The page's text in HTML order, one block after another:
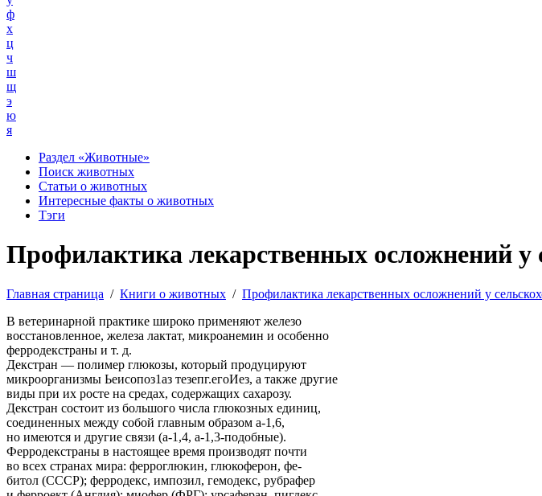
ф
х
ц
ч
ш
щ
э
ю
я
Раздел «Животные»
Поиск животных
Статьи о животных
Интересные факты о животных
Тэги
Профилактика лекарственных осложнений у
Главная страница / Книги о животных / Профилактика лекарственных осложнений у
В ветеринарной практике широко применяют железо
восстановленное, железа лактат, микроанемин и особенно
ферродекстраны и т. д.
Декстран — полимер глюкозы, который продуцируют
микроорганизмы Ьеисопоз1аз тезепг.егоИез, а также другие
виды при их росте на средах, содержащих сахарозу.
Декстран состоит из большого числа глюкозных единиц,
соединенных между собой главным образом а-1,6,
но имеются и другие связи (а-1,4, а-1,3-подобные).
Ферродекстраны в настоящее время производят почти
во всех странах мира: ферроглюкин, глюкоферон, фе-
битол (СССР); ферродекс, импозил, гемодекс, рубрафер